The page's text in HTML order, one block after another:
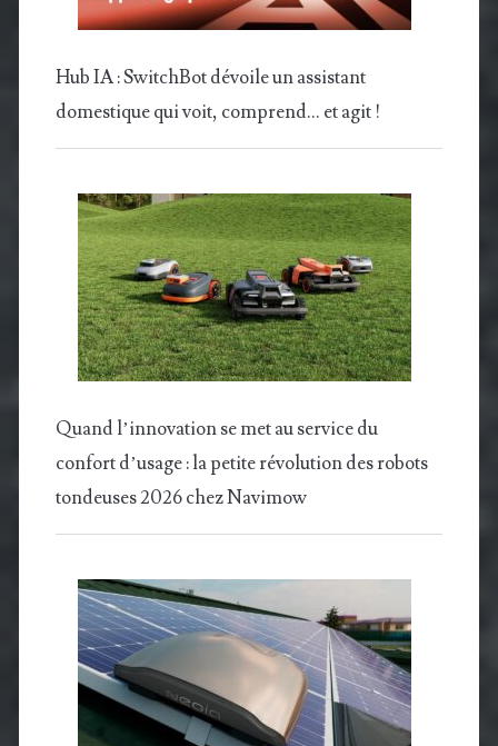
Hub IA : SwitchBot dévoile un assistant
domestique qui voit, comprend… et agit !
Quand l’innovation se met au service du
confort d’usage : la petite révolution des robots
tondeuses 2026 chez Navimow